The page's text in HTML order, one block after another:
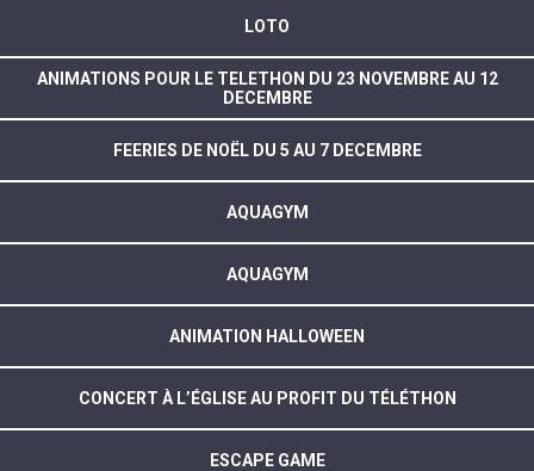
LOTO
ANIMATIONS POUR LE TELETHON DU 23 NOVEMBRE AU 12
DECEMBRE
FEERIES DE NOËL DU 5 AU 7 DECEMBRE
AQUAGYM
AQUAGYM
ANIMATION HALLOWEEN
CONCERT À L’ÉGLISE AU PROFIT DU TÉLÉTHON
ESCAPE GAME